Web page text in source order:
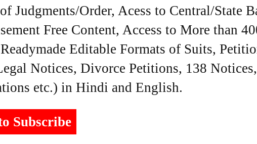
Judgments/Order, Acess to Central/State
Free Content, Access to More than
Editable Formats of Suits,
Notices, Divorce Petitions, 138
etc.) in Hindi and English.
Subscribe